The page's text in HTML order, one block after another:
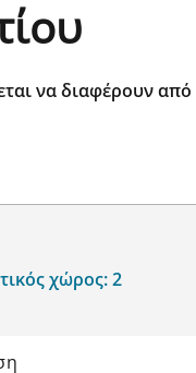
να διαφέρουν
χώρος: 2